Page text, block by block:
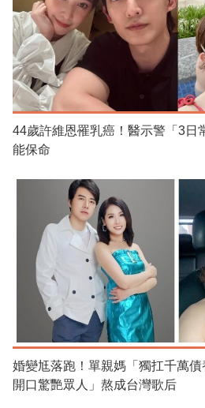
44歲許維恩罹乳癌！醫示警「3日
能保命
婚變尪落跑！單親媽「獨扛千萬
開口驚艷眾人」熬成台灣歌后